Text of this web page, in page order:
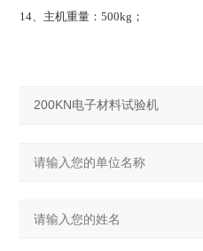
14、主机重量：500kg；